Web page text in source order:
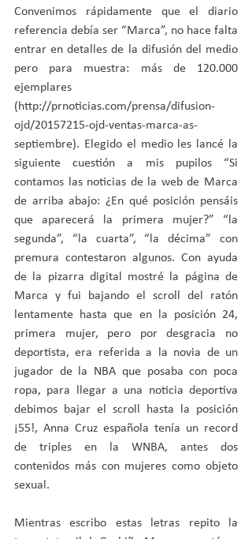
Convenimos rápidamente que el diario
referencia debía ser “Marca”, no hace falta
entrar en detalles de la difusión del medio
pero para muestra: más de 120.000
ejemplares
(http://prnoticias.com/prensa/difusion-
ojd/20157215-ojd-ventas-marca-as-
septiembre). Elegido el medio les lancé la
siguiente cuestión a mis pupilos “Si
contamos las noticias de la web de Marca
de arriba abajo: ¿En qué posición pensáis
que aparecerá la primera mujer?” “la
segunda”, “la cuarta”, “la décima” con
premura contestaron algunos. Con ayuda
de la pizarra digital mostré la página de
Marca y fui bajando el scroll del ratón
lentamente hasta que en la posición 24,
primera mujer, pero por desgracia no
deportista, era referida a la novia de un
jugador de la NBA que posaba con poca
ropa, para llegar a una noticia deportiva
debimos bajar el scroll hasta la posición
¡55!, Anna Cruz española tenía un record
de triples en la WNBA, antes dos
contenidos más con mujeres como objeto
sexual.
Mientras escribo estas letras repito la